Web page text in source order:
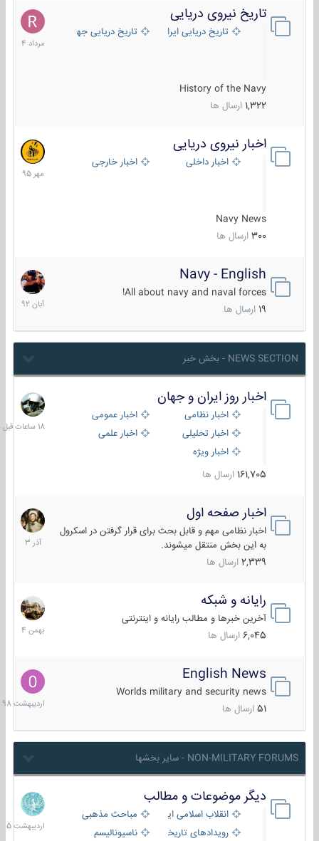
تاریخ نیروی دریایی
تاریخ دریایی ایران تاریخ دریایی جهان
History of the Navy
1,322 ارسال ها
16
مرداد
1404
اخبار نیروی دریایی
اخبار داخلی اخبار خارجی
Navy News
300 ارسال ها
27
مهر
1395
Navy - English
All about navy and naval forces!
ارسال ها
22
آبان
1392
NEWS SECTION - بخش خبر
اخبار روز ایران و جهان
اخبار نظامی
اخبار عمومی
اخبار تحلیلی
اخبار علمی
اخبار ویژه
161,705 ارسال ها
18
ساعات
قبل
اخبار صفحه اول
اخبار نظامی مهم و قابل بحث برای قرار گرفتن در اسکرول
به این بخش منتقل میشوند.
2,339 ارسال ها
7
آذر
1403
رایانه و شبکه
آخرین خبرها و مطالب رایانه و اینترنتی
6,045 ارسال ها
30
بهمن
1404
English News
Worlds military and security news
51 ارسال ها
10
1398
NON-MILITARY FORUMS - سایر بخشها
دیگر موضوعات و مطالب
انقلاب اسلامی ایران
مباحث مذهبی
رویدادهای تاریخی و مذهبیناسیونالیسم
8
1405